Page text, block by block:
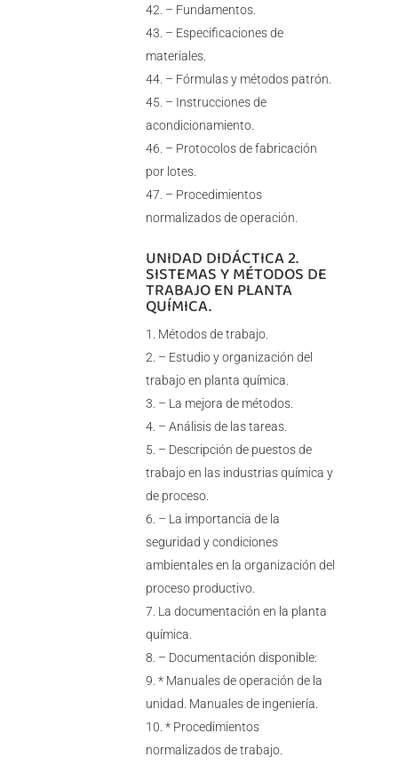
– Fundamentos.
– Especificaciones de
materiales.
– Fórmulas y métodos patrón.
– Instrucciones de
acondicionamiento.
– Protocolos de fabricación
por lotes.
– Procedimientos
normalizados de operación.
UNIDAD DIDÁCTICA 2.
SISTEMAS Y MÉTODOS DE
TRABAJO EN PLANTA
QUÍMICA.
Métodos de trabajo.
– Estudio y organización del
trabajo en planta química.
– La mejora de métodos.
– Análisis de las tareas.
– Descripción de puestos de
trabajo en las industrias química y
de proceso.
– La importancia de la
seguridad y condiciones
ambientales en la organización del
proceso productivo.
La documentación en la planta
química.
– Documentación disponible:
* Manuales de operación de la
unidad. Manuales de ingeniería.
* Procedimientos
normalizados de trabajo.